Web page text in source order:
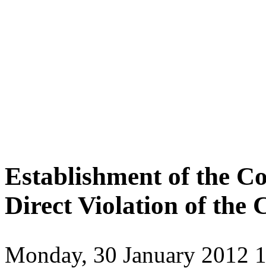
Establishment of the
Direct Violation of the
Monday, 30 January 2012